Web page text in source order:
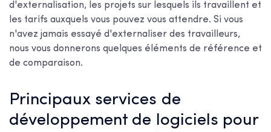
d'externalisation, les projets sur lesquels ils travaillent et
les tarifs auxquels vous pouvez vous attendre. Si vous
n'avez jamais essayé d'externaliser des travailleurs,
nous vous donnerons quelques éléments de référence et
de comparaison.
Principaux services de
développement de logiciels pour